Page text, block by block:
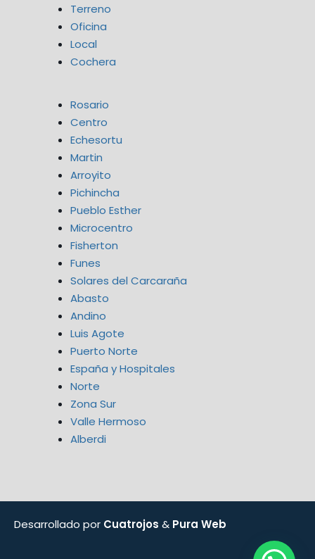
Terreno
Oficina
Local
Cochera
Rosario
Centro
Echesortu
Martin
Arroyito
Pichincha
Pueblo Esther
Microcentro
Fisherton
Funes
Solares del Carcaraña
Abasto
Andino
Luis Agote
Puerto Norte
España y Hospitales
Norte
Zona Sur
Valle Hermoso
Alberdi
Desarrollado por Cuatrojos & Pura Web